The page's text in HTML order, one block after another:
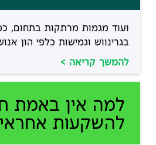
ועוד מגמות מרתקות בתחום,
בגרינווש וגמישות כלפי הון
להמשך קריאה >
למה אין באמת
להשקעות